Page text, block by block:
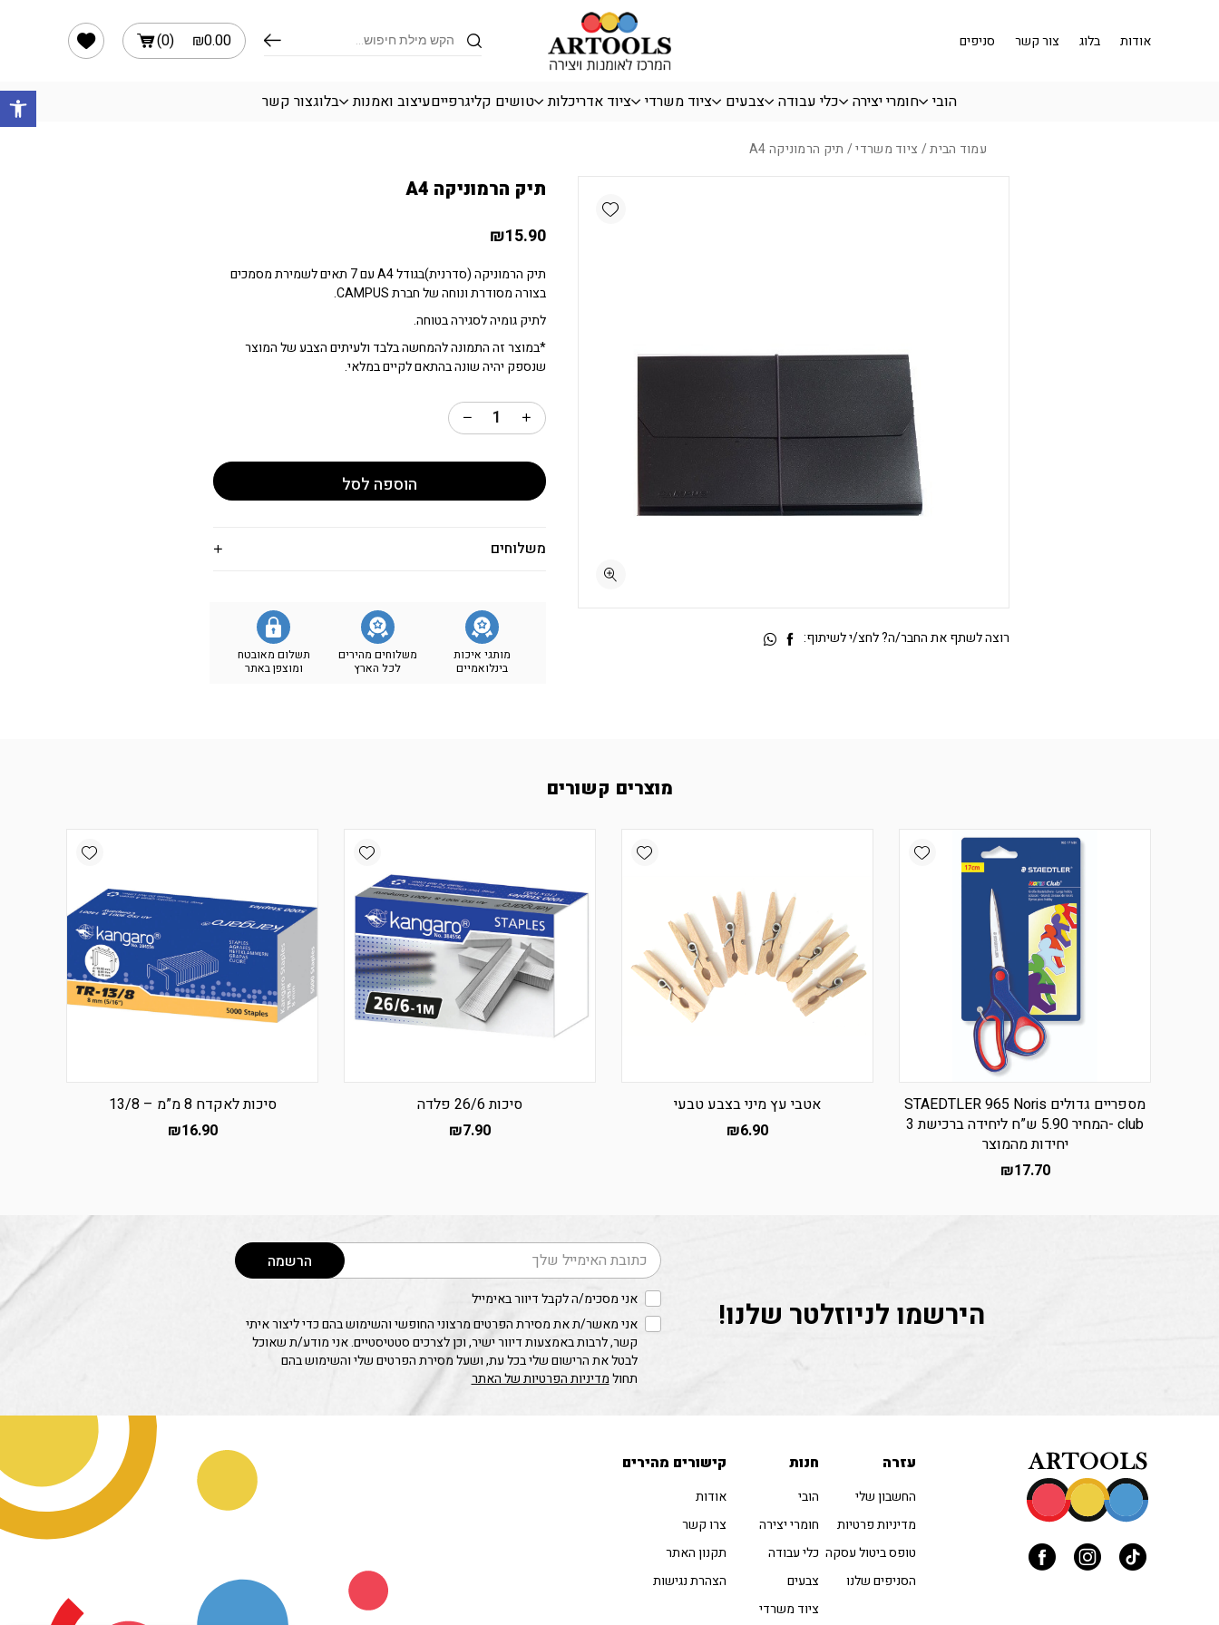
Products
search
₪0.00
(
0
)
אודות
בלוג צור קשר סניפים
הובי חומרי יצירה כלי עבודה צבעים ציוד משרדי ציוד אדריכלות טושים קליגרפייםעיצוב ואמנות בלוגצור קשר
עמוד הבית/ ציוד משרדי/ תיק הרמוניקה A4
תיק הרמוניקה A4
₪15.90
תיק הרמוניקה (סדרנית)בגודל A4 עם 7 תאים לשמירת מסמכים
בצורה מסודרת ונוחה של חברת CAMPUS.
לתיק גומיה לסגירה בטוחה.
*במוצר זה התמונה להמחשה בלבד ולעיתים הצבע של המוצר
שנספק יהיה שונה בהתאם לקיים במלאי.
הוספה לסל
משלוחים
מותגי איכות
בינלואמיים
משלוחים מהירים
לכל הארץ
תשלום מאובטח
ומוצפן באתר
Add wishlist
רוצה לשתף את החבר/ה? לחצ/י לשיתוף:
מוצרים קשורים
Add wishlist
מספריים גדולים STAEDTLER 965 Noris
club -המחיר 5.90 ש”ח ליחידה ברכישת 3
יחידות מהמוצר
₪17.70
Add wishlist
אטבי עץ מיני בצבע טבעי
₪6.90
Add wishlist
סיכות 26/6 פלדה
₪7.90
Add wishlist
סיכות לאקדח 8 מ”מ – 13/8
₪16.90
הירשמו לניוזלטר שלנו!
דוא׳׳ל הרשמה
אני מסכימ/ה לקבל דיוור באימייל
אני מאשר/ת את מסירת הפרטים מרצוני החופשי והשימוש בהם כדי ליצור איתי
קשר, לרבות באמצעות דיוור ישיר, וכן לצרכים סטטיסטיים. אני מודע/ת שאוכל
לבטל את הרישום שלי בכל עת, ושעל מסירת הפרטים שלי והשימוש בהם
תחולמדיניות הפרטיות של האתר
עזרה
החשבון שלי
מדיניות פרטיות
טופס ביטול עסקה
הסניפים שלנו
חנות
הובי
חומרי יצירה
כלי עבודה
צבעים
ציוד משרדי
קישורים מהירים
אודות
צרו קשר
תקנון האתר
הצהרת נגישות